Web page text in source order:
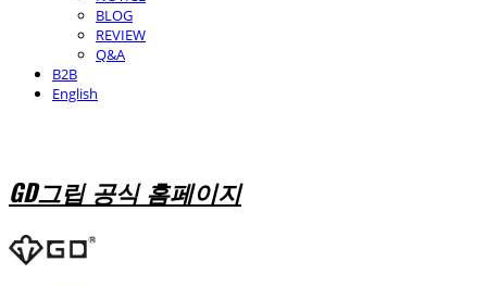
BLOG
REVIEW
Q&A
B2B
English
GD그립 공식 홈페이지